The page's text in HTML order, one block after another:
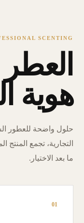
SCENTING
هوية
حلول واضحة للعطور
التجارية، تجمع
ما بعد الاختيار.
01